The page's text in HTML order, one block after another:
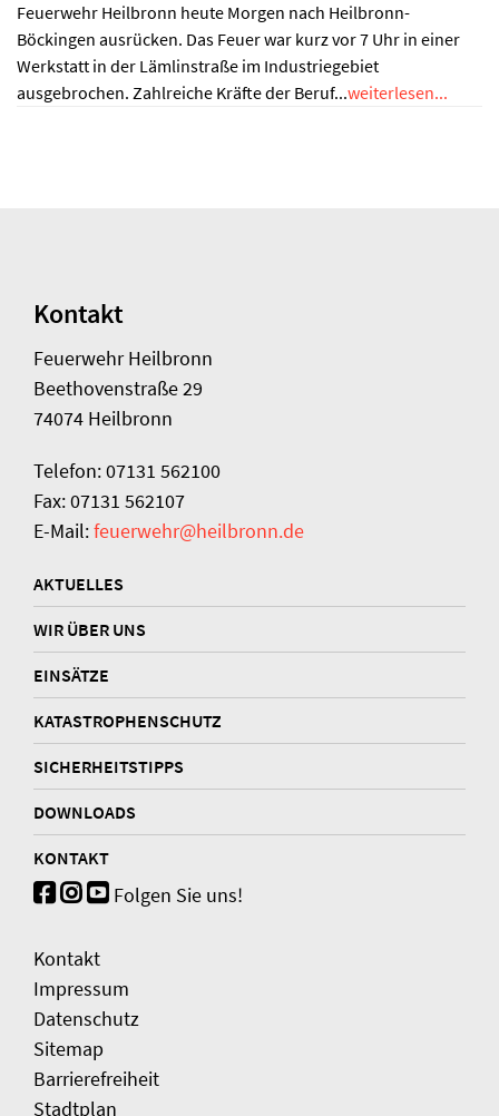
Feuerwehr Heilbronn heute Morgen nach Heilbronn-
Böckingen ausrücken. Das Feuer war kurz vor 7 Uhr in einer
Werkstatt in der Lämlinstraße im Industriegebiet
ausgebrochen. Zahlreiche Kräfte der Beruf...weiterlesen...
Kontakt
Feuerwehr Heilbronn
Beethovenstraße 29
74074 Heilbronn
Telefon: 07131 562100
Fax: 07131 562107
E-Mail:feuerwehr@heilbronn.de
AKTUELLES
WIR ÜBER UNS
EINSÄTZE
KATASTROPHENSCHUTZ
SICHERHEITSTIPPS
DOWNLOADS
KONTAKT
Folgen Sie uns!
Kontakt
Impressum
Datenschutz
Sitemap
Barrierefreiheit
Stadtplan